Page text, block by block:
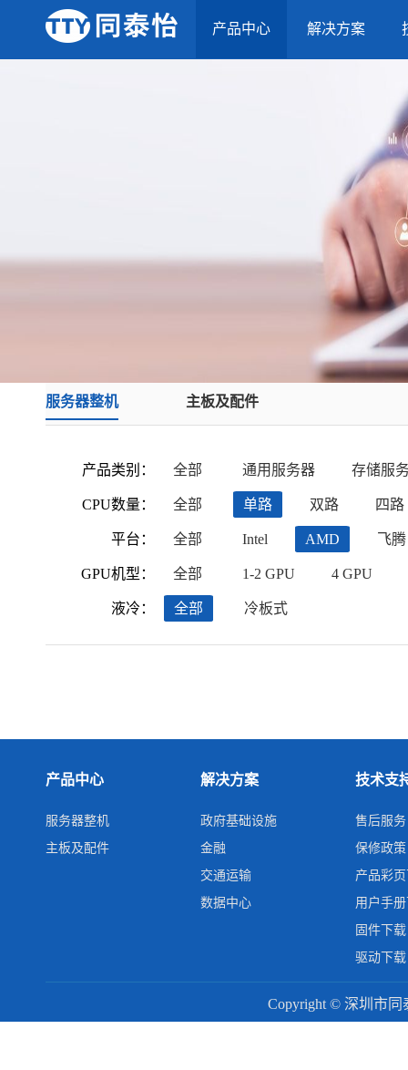
产品中心 解决方案
服务器整机 主板及配件
产品类别：
CPU数量：
平台：
GPU机型：
液冷：
全部 通用服务器 存储服
全部 单路 双路 四路
全部 Intel AMD 飞腾
全部 1-2 GPU 4 GPU
全部 冷板式
产品中心
服务器整机
主板及配件
解决方案
政府基础设施
金融
交通运输
数据中心
技术支
售后服务
保修政策
产品彩
用户手
固件下载
驱动下载
Copyright © 深圳市同